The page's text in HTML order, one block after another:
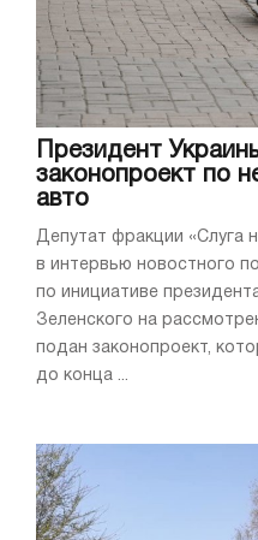
Президент
законопроект по
авто
Депутат фракции «Слуга
в интервью новостного
по инициативе
Зеленского на
подан законопроект,
до конца ...